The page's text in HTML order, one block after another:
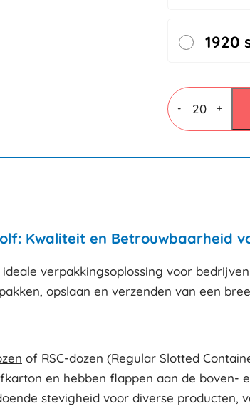
1920
-
Vouwdozen
4
mm
golf
+
Kwaliteit en Betrouwbaarheid
verpakkingsoplossing voor
opslaan en verzenden van een
of RSC-dozen (Regular Slotted
en hebben flappen aan de
stevigheid voor diverse producten,